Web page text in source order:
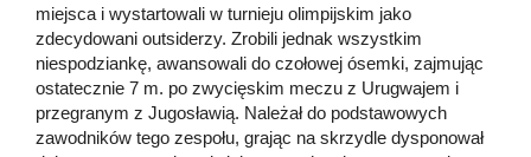
miejsca i wystartowali w turnieju olimpijskim jako
zdecydowani outsiderzy. Zrobili jednak wszystkim
niespodziankę, awansowali do czołowej ósemki, zajmując
ostatecznie 7 m. po zwycięskim meczu z Urugwajem i
przegranym z Jugosławią. Należał do podstawowych
zawodników tego zespołu, grając na skrzydle dysponował